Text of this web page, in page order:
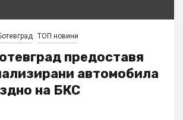
ТОП новини
предоставя
автомобила
на БКС